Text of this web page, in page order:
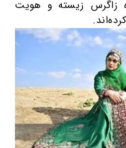
زاگرس زیسته‌ و هویت